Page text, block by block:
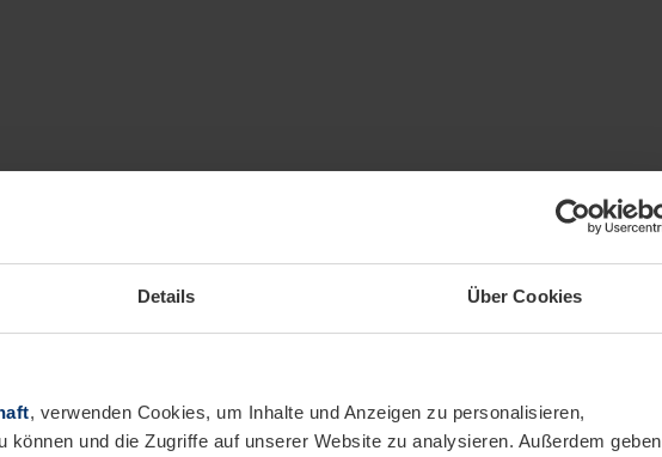
Details Über Cookies
, verwenden Cookies, um Inhalte und Anzeigen zu personalisieren,
können und die Zugriffe auf unserer Website zu analysieren. Außerdem geben